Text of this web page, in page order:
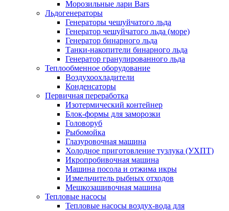
Морозильные лари Bars
Льдогенераторы
Генераторы чешуйчатого льда
Генератор чешуйчатого льда (море)
Генератор бинарного льда
Танки-накопители бинарного льда
Генератор гранулированного льда
Теплообменное оборудование
Воздухоохладители
Конденсаторы
Первичная переработка
Изотермический контейнер
Блок-формы для заморозки
Головоруб
Рыбомойка
Глазуровочная машина
Холодное приготовление тузлука (УХПТ)
Икропробивочная машина
Машина посола и отжима икры
Измельчитель рыбных отходов
Мешкозашивочная машина
Тепловые насосы
Тепловые насосы воздух-вода для